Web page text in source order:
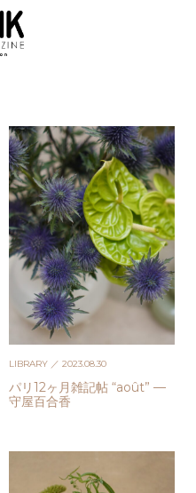
LIBRARY／ 2023.08.30
パリ12ヶ月雑記帖 “août” —
守屋百合香